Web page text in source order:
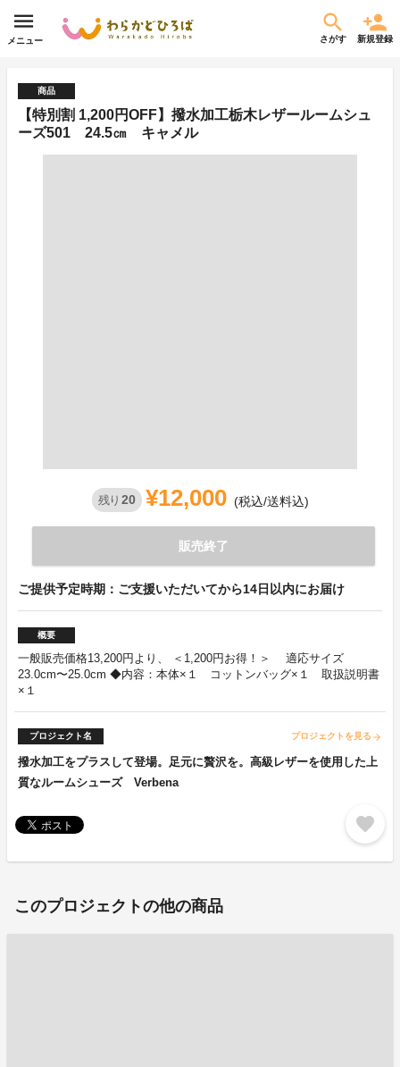
メニュー さがす 新規登録
商品
【特別割 1,200円OFF】撥水加工栃木レザールームシュ
ーズ501 24.5㎝ キャメル
残り 20 ¥12,000 (税込/送料込)
販売終了
ご提供予定時期：ご支援いただいてから14日以内にお届け
概要
一般販売価格13,200円より、 ＜1,200円お得！＞ 適応サイズ
23.0cm〜25.0cm ◆内容：本体×１ コットンバッグ×１ 取扱説明書
×１
プロジェクト名 プロジェクトを見る arrow_forward
撥水加工をプラスして登場。足元に贅沢を。高級レザーを使用した上
質なルームシューズ Verbena
favorite
このプロジェクトの他の商品